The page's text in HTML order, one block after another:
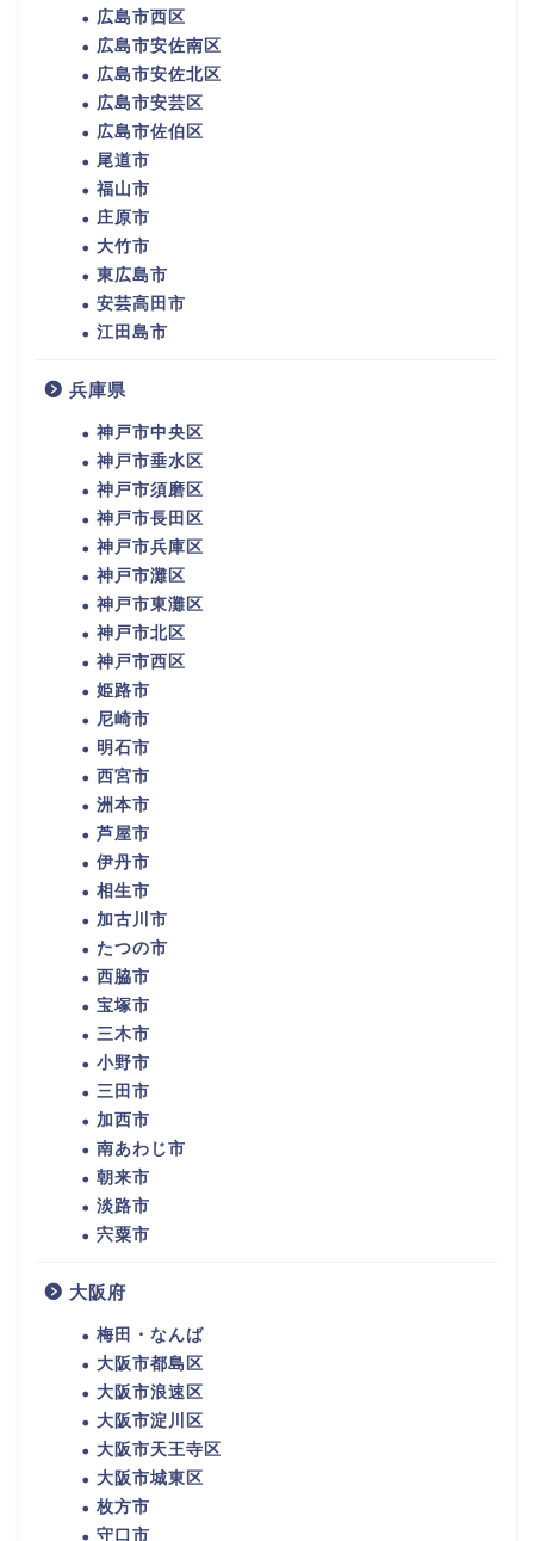
広島市西区
広島市安佐南区
広島市安佐北区
広島市安芸区
広島市佐伯区
尾道市
福山市
庄原市
大竹市
東広島市
安芸高田市
江田島市
兵庫県
神戸市中央区
神戸市垂水区
神戸市須磨区
神戸市長田区
神戸市兵庫区
神戸市灘区
神戸市東灘区
神戸市北区
神戸市西区
姫路市
尼崎市
明石市
西宮市
洲本市
芦屋市
伊丹市
相生市
加古川市
たつの市
西脇市
宝塚市
三木市
小野市
三田市
加西市
南あわじ市
朝来市
淡路市
宍粟市
大阪府
梅田・なんば
大阪市都島区
大阪市浪速区
大阪市淀川区
大阪市天王寺区
大阪市城東区
枚方市
守口市